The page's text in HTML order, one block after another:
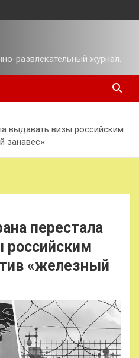
развлекательный журнал.
выдавать визы российским
занавес»
перестала
«железный